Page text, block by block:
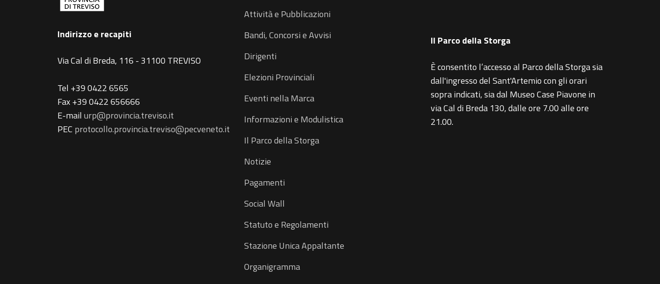
Indirizzo e recapiti
Via Cal di Breda, 116 - 31100 TREVISO
Tel +39 0422 6565
Fax +39 0422 656666
E-mailurp@provincia.treviso.it
PEC protocollo.provincia.treviso@pecveneto.it
Attività e Pubblicazioni
Bandi, Concorsi e Avvisi
Dirigenti
Elezioni Provinciali
Eventi nella Marca
Informazioni e Modulistica
Il Parco della Storga
Notizie
Pagamenti
Social Wall
Statuto e Regolamenti
Stazione Unica Appaltante
Organigramma
Il Parco della Storga
È consentito l’accesso al Parco della Storga sia
dall'ingresso del Sant'Artemio con gli orari
sopra indicati, sia dal Museo Case Piavone in
via Cal di Breda 130, dalle ore 7.00 alle ore
21.00.